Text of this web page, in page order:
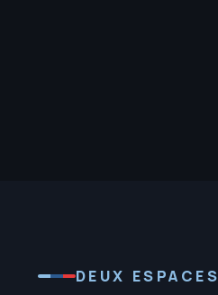
DEUX ESPACES